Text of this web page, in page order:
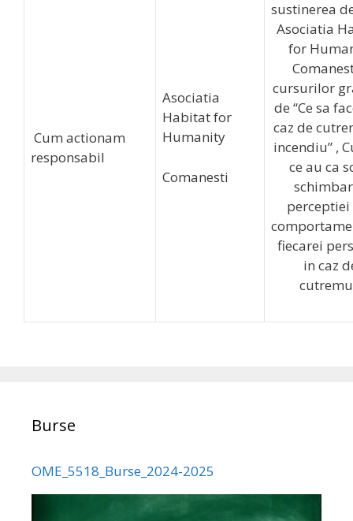
Cum actionam
responsabil
Asociatia
Habitat for
Humanity
Comanesti
sustinerea
Asociatia
for
cursurilor
de “Ce sa
caz de
incendiu” ,
ce au ca
perceptiei
fiecarei
in caz
Burse
OME_5518_Burse_2024-2025